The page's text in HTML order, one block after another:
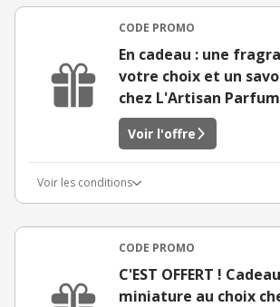
CODE PROMO
En cadeau : une
votre choix et un
chez L'Artisan
Voir l'offre
Voir les conditions
CODE PROMO
C'EST OFFERT !
miniature au choix